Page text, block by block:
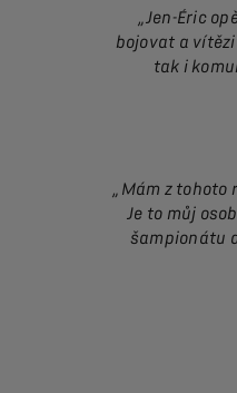
„Jen-Éric
bojovat a
tak i
„Mám z tohoto
Je to můj
šampionátu